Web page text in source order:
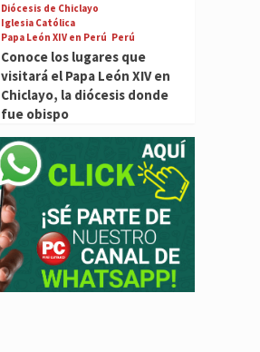
Diócesis de Chiclayo
Iglesia Católica
Papa León XIV en Perú Perú
Conoce los lugares que
visitará el Papa León XIV en
Chiclayo, la diócesis donde
fue obispo